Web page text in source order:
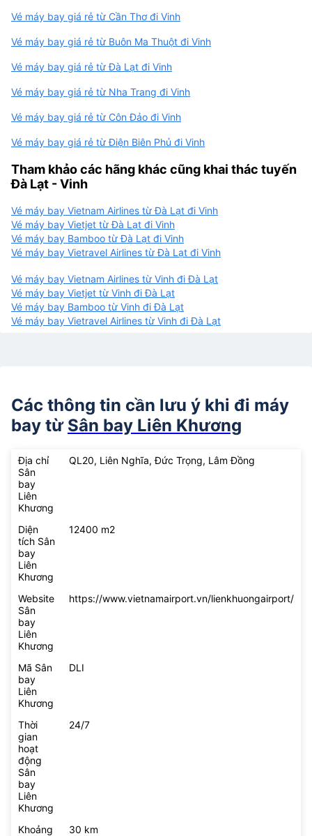
Vé máy bay giá rẻ từ Cần Thơ đi Vinh
Vé máy bay giá rẻ từ Buôn Ma Thuột đi Vinh
Vé máy bay giá rẻ từ Đà Lạt đi Vinh
Vé máy bay giá rẻ từ Nha Trang đi Vinh
Vé máy bay giá rẻ từ Côn Đảo đi Vinh
Vé máy bay giá rẻ từ Điện Biên Phủ đi Vinh
Tham khảo các hãng khác cũng khai thác tuyến
Đà Lạt - Vinh
Vé máy bay Vietnam Airlines từ Đà Lạt đi Vinh
Vé máy bay Vietjet từ Đà Lạt đi Vinh
Vé máy bay Bamboo từ Đà Lạt đi Vinh
Vé máy bay Vietravel Airlines từ Đà Lạt đi Vinh
Vé máy bay Vietnam Airlines từ Vinh đi Đà Lạt
Vé máy bay Vietjet từ Vinh đi Đà Lạt
Vé máy bay Bamboo từ Vinh đi Đà Lạt
Vé máy bay Vietravel Airlines từ Vinh đi Đà Lạt
Các thông tin cần lưu ý khi đi máy
bay từ Sân bay Liên Khương
Địa chỉ
Sân
bay
Liên
Khương
QL20, Liên Nghĩa, Đức Trọng, Lâm Đồng
Diện
tích Sân
bay
Liên
Khương
12400 m2
Website
Sân
bay
Liên
Khương
https://www.vietnamairport.vn/lienkhuongairport/
Mã Sân
bay
Liên
Khương
DLI
Thời
gian
hoạt
động
Sân
bay
Liên
Khương
24/7
Khoảng
30 km